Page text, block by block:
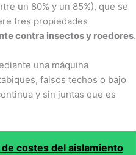
un 80% y un 85%), que se
tres propiedades
contra insectos y roedores.
una máquina
falsos techos o bajo
y sin juntas que es
costes del aislamiento